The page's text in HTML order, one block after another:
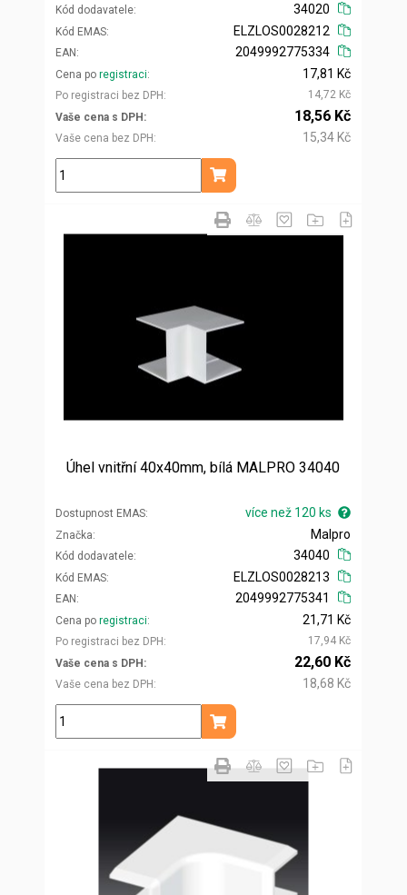
Kód dodavatele
34020
Kód EMAS
EAN
ELZLOS0028212
2049992775334
Cena po registraci
Po registraci bez DPH
17,81 Kč
14,72 Kč
Vaše cena s DPH
Vaše cena bez DPH
18,56 Kč
15,34 Kč
ks
Přidat do košíku
Úhel vnitřní 40x40mm, bílá MALPRO 34040
Dostupnost EMAS více než 120 ks
Značka
Kód dodavatele
Malpro
34040
Kód EMAS
EAN
ELZLOS0028213
2049992775341
Cena po registraci
Po registraci bez DPH
21,71 Kč
17,94 Kč
Vaše cena s DPH
Vaše cena bez DPH
22,60 Kč
18,68 Kč
ks
Přidat do košíku